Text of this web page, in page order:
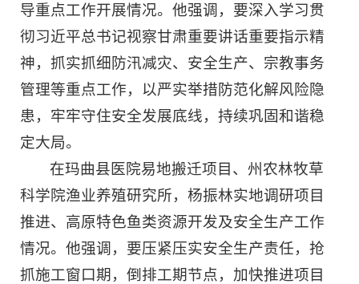
导重点工作开展情况。他强调，要深入学习贯
彻习近平总书记视察甘肃重要讲话重要指示精
神，抓实抓细防汛减灾、安全生产、宗教事务
管理等重点工作，以严实举措防范化解风险隐
患，牢牢守住安全发展底线，持续巩固和谐稳
定大局。
在玛曲县医院易地搬迁项目、州农林牧草
科学院渔业养殖研究所，杨振林实地调研项目
推进、高原特色鱼类资源开发及安全生产工作
情况。他强调，要压紧压实安全生产责任，抢
抓施工窗口期，倒排工期节点，加快推进项目